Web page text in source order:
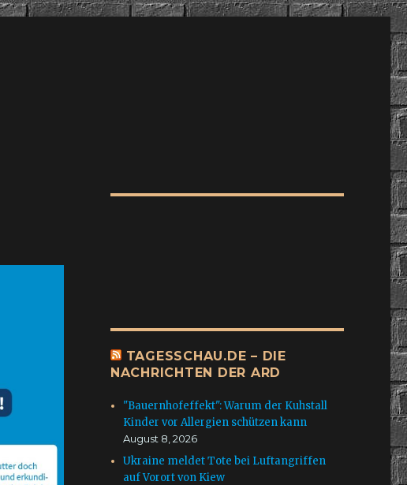
TAGESSCHAU.DE – DIE
NACHRICHTEN DER ARD
"Bauernhofeffekt": Warum der Kuhstall
Kinder vor Allergien schützen kann
August 8, 2026
Ukraine meldet Tote bei Luftangriffen
auf Vorort von Kiew